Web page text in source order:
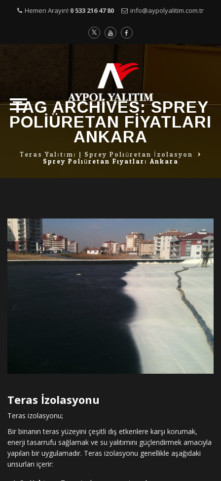
Hemen Arayın! 0 533 216 47 80 info@aypolyalitim.com.tr
Skip
content
TAG ARCHIVES:SPREY
POLIÜRETAN FIYATLARI
ANKARA
Teras Yalıtımı | Sprey Poliüretan İzolasyon >
Sprey Poliüretan Fiyatları Ankara
Teras İzolasyonu
Teras izolasyonu;
Bir binanın teras yüzeyini çeşitli dış etkenlere karşı korumak,
enerji tasarrufu sağlamak ve su yalıtımını güçlendirmek amacıyla
yapılan bir uygulamadır. Teras izolasyonu genellikle aşağıdaki
unsurları içerir: